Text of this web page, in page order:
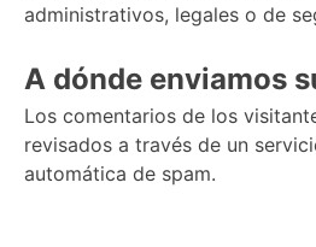
administrativos, legales o de
A dónde enviamos
Los comentarios de los
revisados a través de un
automática de spam.